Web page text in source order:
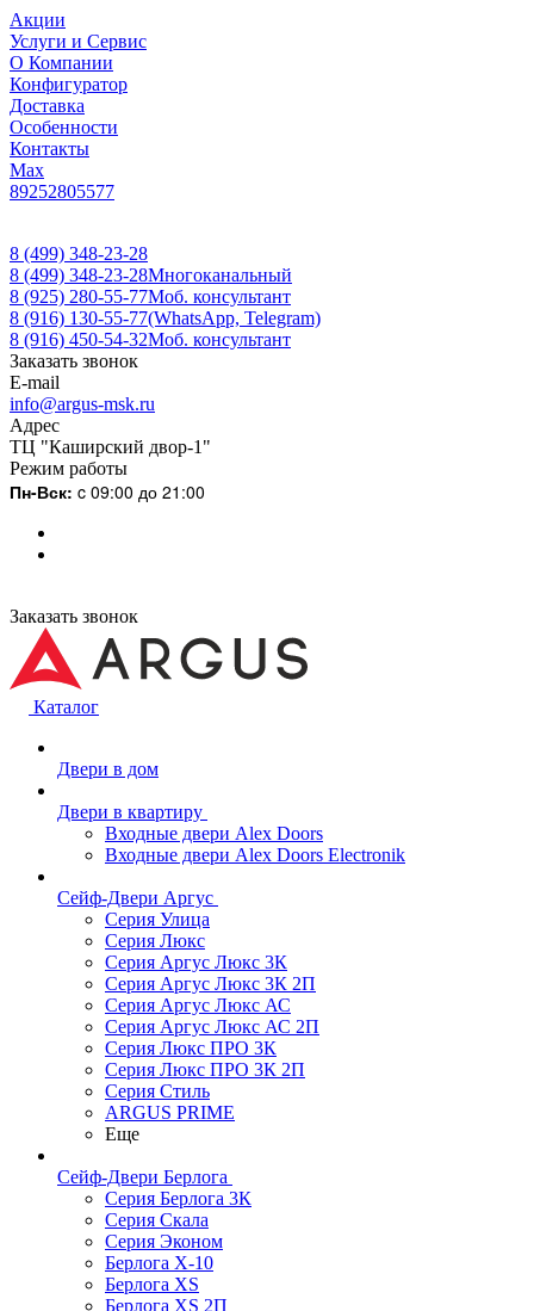
Акции
Услуги и Сервис
О Компании
Конфигуратор
Доставка
Особенности
Контакты
Max
89252805577
8 (499) 348-23-28
8 (499) 348-23-28Многоканальный
8 (925) 280-55-77Моб. консультант
8 (916) 130-55-77(WhatsApp, Telegram)
8 (916) 450-54-32Моб. консультант
Заказать звонок
E-mail
info@argus-msk.ru
Адрес
ТЦ "Каширский двор-1"
Режим работы
Пн-Вск: c 09:00 до 21:00
Заказать звонок
Каталог
Двери в дом
Двери в квартиру
Входные двери Alex Doors
Входные двери Alex Doors Electronik
Сейф-Двери Аргус
Серия Улица
Серия Люкс
Серия Аргус Люкс 3К
Серия Аргус Люкс 3К 2П
Серия Аргус Люкс АС
Серия Аргус Люкс АС 2П
Серия Люкс ПРО 3К
Серия Люкс ПРО 3К 2П
Серия Стиль
ARGUS PRIME
Еще
Сейф-Двери Берлога
Серия Берлога 3К
Серия Скала
Серия Эконом
Берлога X-10
Берлога XS
Берлога XS 2П